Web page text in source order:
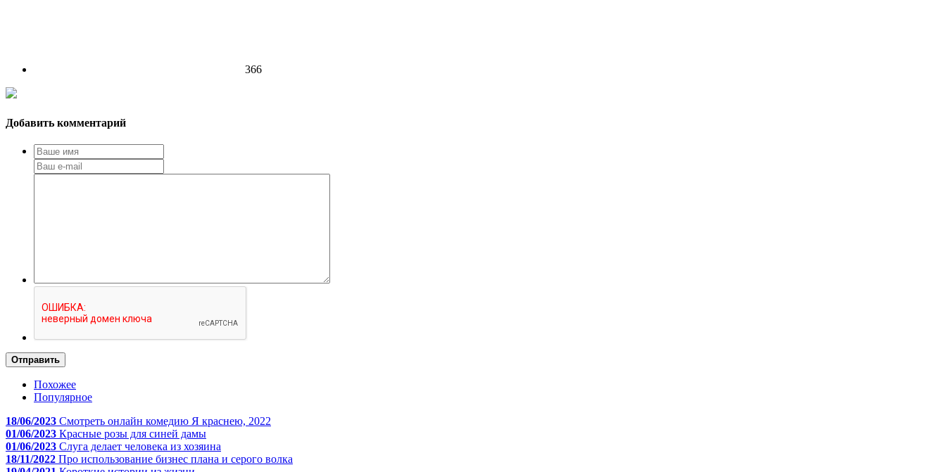
366
Добавить комментарий
Отправить
Похожее
Популярное
18/06/2023 Смотреть онлайн комедию Я краснею, 2022
01/06/2023 Красные розы для синей дамы
01/06/2023 Слуга делает человека из хозяина
18/11/2022 Про использование бизнес плана и серого волка